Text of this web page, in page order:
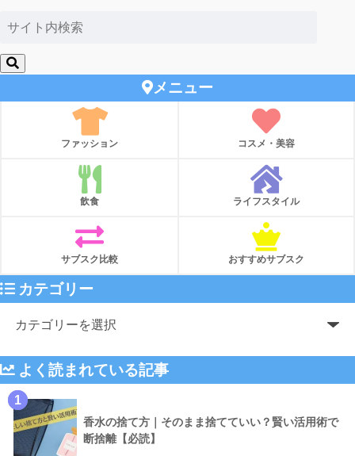
メニュー
ファッション コスメ・美容
飲食 ライフスタイル
サブスク比較 おすすめサブスク
カテゴリー
よく読まれている記事
1
香水の捨て方｜そのまま捨てていい？賢い活用術で
断捨離【必読】